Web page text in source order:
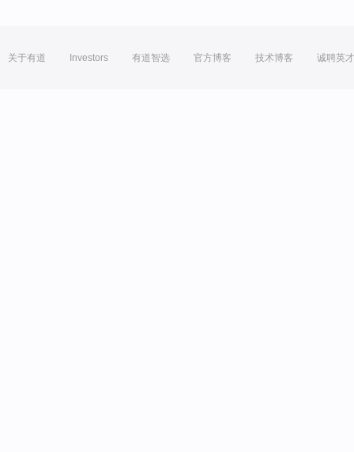
关于有道 Investors 有道智选 官方博客 技术博客 诚聘英才